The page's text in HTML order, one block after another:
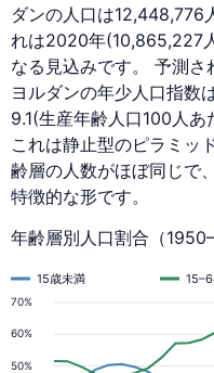
ダンの人口は12,448,776
れは2020年(10,865,227
なる見込みです。 予測さ
ヨルダンの年少人口指数
9.1(生産年齢人口100人あ
これは静止型のピラミッ
齢層の人数がほぼ同じで
特徴的な形です。
年齢層別人口割合（
50%
60%
70%
15歳未満